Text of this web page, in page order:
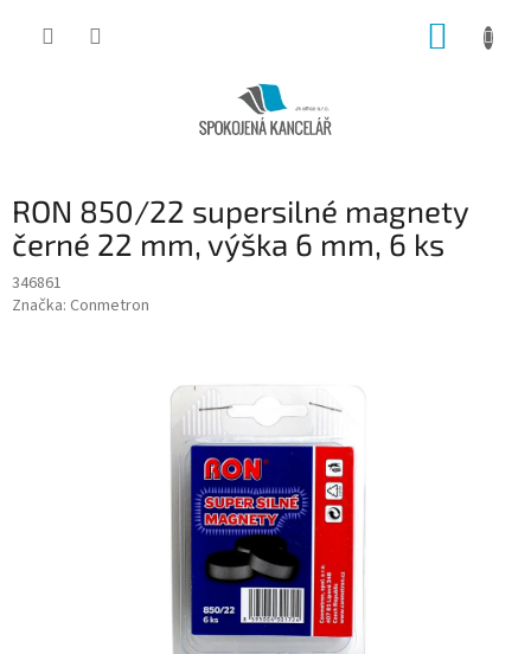
RON 850/22 supersilné magnety
černé 22 mm, výška 6 mm, 6 ks
346861
Značka: Conmetron